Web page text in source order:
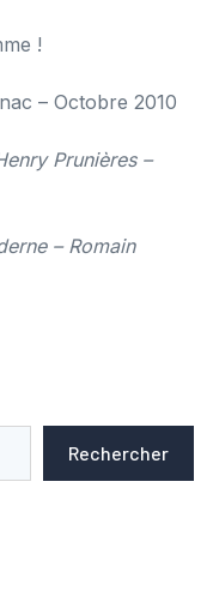
!
– Octobre 2010
Prunières –
– Romain
Rechercher